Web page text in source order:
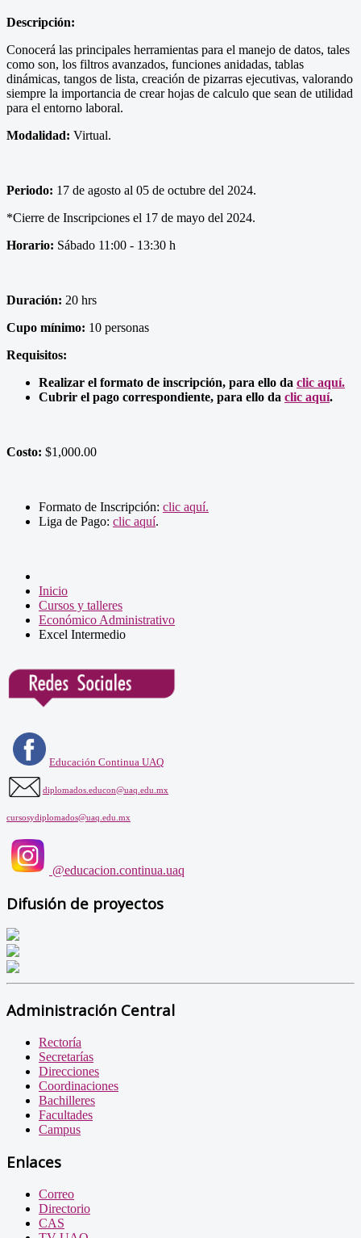
Descripción:
Conocerá las principales herramientas para el manejo de datos, tales
como son, los filtros avanzados, funciones anidadas, tablas
dinámicas, tangos de lista, creación de pizarras ejecutivas, valorando
siempre la importancia de crear hojas de calculo que sean de utilidad
para el entorno laboral.
Modalidad: Virtual.
Periodo: 17 de agosto al 05 de octubre del 2024.
*Cierre de Inscripciones el 17 de mayo del 2024.
Horario: Sábado 11:00 - 13:30 h
Duración: 20 hrs
Cupo mínimo: 10 personas
Requisitos:
Realizar el formato de inscripción, para ello da clic aquí.
Cubrir el pago correspondiente, para ello da clic aquí.
Costo: $1,000.00
Formato de Inscripción: clic aquí.
Liga de Pago: clic aquí.
Inicio
Cursos y talleres
Económico Administrativo
Excel Intermedio
Educación Continua UAQ
diplomados.educon@uaq.edu.mx
cursosydiplomados@uaq.edu.mx
@educacion.continua.uaq
Difusión de proyectos
Administración Central
Rectoría
Secretarías
Direcciones
Coordinaciones
Bachilleres
Facultades
Campus
Enlaces
Correo
Directorio
CAS